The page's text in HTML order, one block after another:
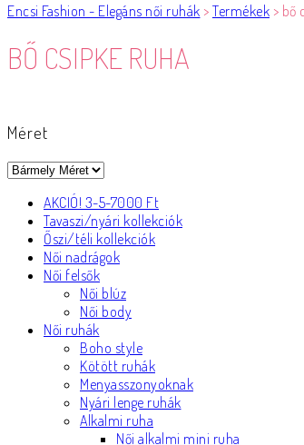
Encsi Fashion - Elegáns női ruhák > Termékek > bő
BŐ CSIPKE RUHA
Méret
AKCIÓ! 3-5-7000 Ft
Tavaszi/nyári kollekciók
Őszi/téli kollekciók
Női nadrágok
Női felsők
Női blúz
Női body
Női ruhák
Boho style
Kötött ruhák
Menyasszonyoknak
Nyári lenge ruhák
Alkalmi ruha
Női alkalmi mini ruha